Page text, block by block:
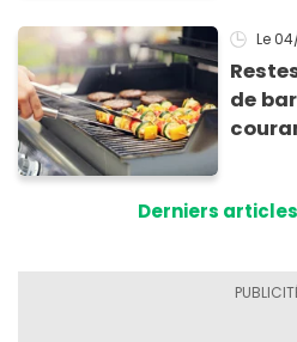
Le
de
Derniers